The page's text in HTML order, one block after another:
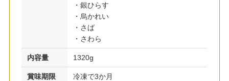
・銀ひらす
・烏かれい
・さば
・さわら
内容量 1320g
賞味期限
冷凍で3か月